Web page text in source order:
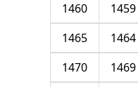
1459
1460
1464
1465
1469
1470